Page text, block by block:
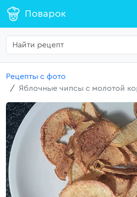
Поварок
Рецепты с фото
Яблочные чипсы с молотой